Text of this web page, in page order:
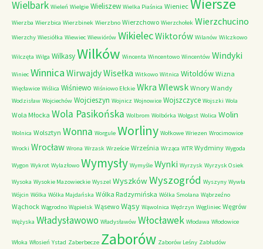
Wielbark Wieleń Wielgie Wieliszew Wielka Piaśnica Wieniec Wiersze
Wierzba Wierzbica Wierzbinek Wierzbno Wierzchowo Wierzchołek Wierzchucino
Wierzchy Wiesiółka Wiewiec Wiewiórów WikielecWiktorów Wilanów Wilczkowo
Wilczęta Wilga WilkasyWilków Wincenta Wincentowo Wincentów Windyki
Winiec Winnica WirwajdyWisełka Witkowo Witnica Witoldów Wizna
Więcławice Wiślica Wiśniewo Wiśniowo Ełckie Wkra Wlewsk Wnory Wandy
Wodzisław Wojciechów Wojcieszyn Wojnicz Wojnowice Wojszczyce Wojszki Wola
Wola Młocka Wola Pasikońska Wolbrom Wolbórka Wolgast Wolica Wolin
Wolnica Wolsztyn Wonna Worgule Worliny Wołkowe Wriezen Wrocimowice
Wrocki Wrocław Wrona Wrzask Wrzeście Września Wrząca WTR Wydminy Wygoda
Wygon Wykrot Wylazłowo Wymysły Wymyśle Wynki Wyrzysk Wyrzysk Osiek
Wysoka Wysokie Mazowieckie Wyszel WyszkówWyszogród Wyszyny Wywła
Wójcin Wólka Wólka Majdańska Wólka Radzymińska Wólka Smolana Wąbrzeźno
Wąchock Wągrodno Wąpielsk Wąsewo Wąsy Wąwolnica Wędrzyn Węgliniec Węgrów
Wężyska Władysławowo Władysławów Włocławek Włodawa Włodowice
Włoka Włosień Ystad Zaberbecze Zaborów Zaborów Leśny Zabłudów